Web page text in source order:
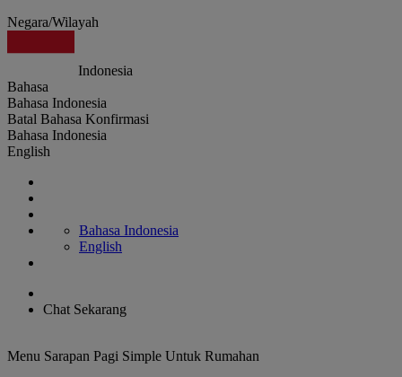
Negara/Wilayah
Indonesia
Bahasa
Bahasa Indonesia
Batal Bahasa Konfirmasi
Bahasa Indonesia
English
Bahasa Indonesia
English
Chat Sekarang
Menu Sarapan Pagi Simple Untuk Rumahan